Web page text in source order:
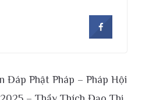
Đáp Phật Pháp – Pháp Hội